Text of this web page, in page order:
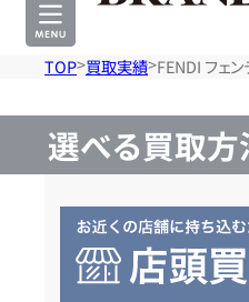
TOP 買取実績 FENDI フェン
選べる買取方